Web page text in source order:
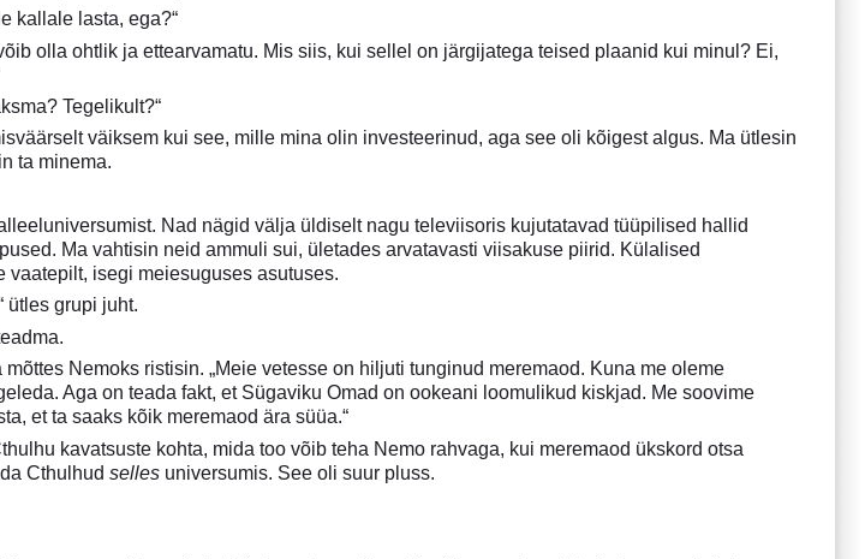
kallale lasta, ega?“
olla ohtlik ja ettearvamatu. Mis siis, kui sellel on järgijatega teised plaanid kui minul? Ei,
Tegelikult?“
väiksem kui see, mille mina olin investeerinud, aga see oli kõigest algus. Ma ütlesin
ta minema.
Nad nägid välja üldiselt nagu televiisoris kujutatavad tüüpilised hallid
Ma vahtisin neid ammuli sui, ületades arvatavasti viisakuse piirid. Külalised
isegi meiesuguses asutuses.
ütles grupi juht.
Nemoks ristisin. „Meie vetesse on hiljuti tunginud meremaod. Kuna me oleme
Aga on teada fakt, et Sügaviku Omad on ookeani loomulikud kiskjad. Me soovime
et ta saaks kõik meremaod ära süüa.“
kavatsuste kohta, mida too võib teha Nemo rahvaga, kui meremaod ükskord otsa
Cthulhudselles universumis. See oli suur pluss.